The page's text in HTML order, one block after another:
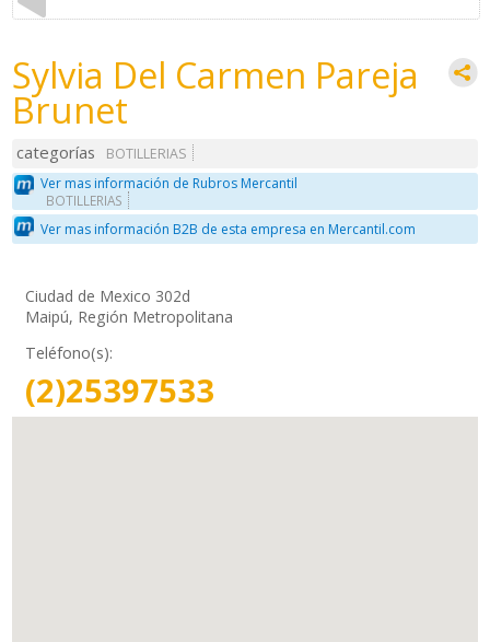
Sylvia Del Carmen Pareja
Brunet
categorías
BOTILLERIAS
Ver mas información de Rubros Mercantil
BOTILLERIAS
Ver mas información B2B de esta empresa en Mercantil.com
Ciudad de Mexico 302d
Maipú, Región Metropolitana
Teléfono(s):
(2)25397533